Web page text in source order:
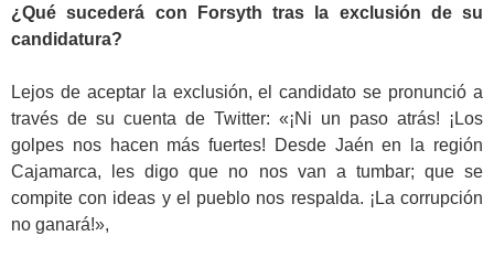
¿Qué sucederá con Forsyth tras la exclusión de su
candidatura?
Lejos de aceptar la exclusión, el candidato se pronunció a
través de su cuenta de Twitter: «¡Ni un paso atrás! ¡Los
golpes nos hacen más fuertes! Desde Jaén en la región
Cajamarca, les digo que no nos van a tumbar; que se
compite con ideas y el pueblo nos respalda. ¡La corrupción
no ganará!»,